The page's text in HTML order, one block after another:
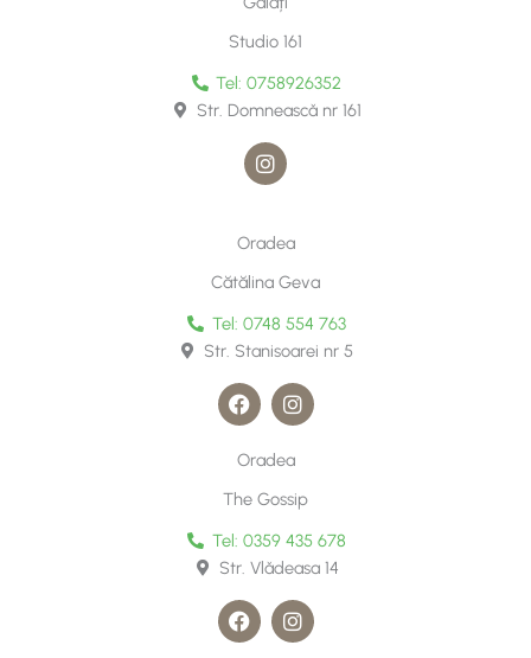
o
k
Studio 161
Tel: 0758926352
Str. Domneascǎ nr 161
I
n
a
r
m
Oradea
Cătălina Geva
Tel: 0748 554 763
Str. Stanisoarei nr 5
F
a
e
o
k
I
n
t
g
a
m
Oradea
The Gossip
Tel: 0359 435 678
Str. Vlǎdeasa 14
F
a
I
n